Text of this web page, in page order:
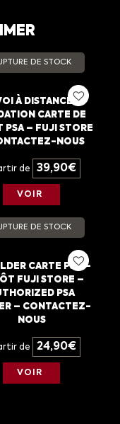
DE STOCK
À DISTANCE –
CARTE DE
PSA – FUJI STORE
NOUS
de 39,90€
VOIR
DE STOCK
CARTE PSA –
FUJI STORE –
PSA
– CONTACTEZ-
NOUS
de 24,90€
VOIR